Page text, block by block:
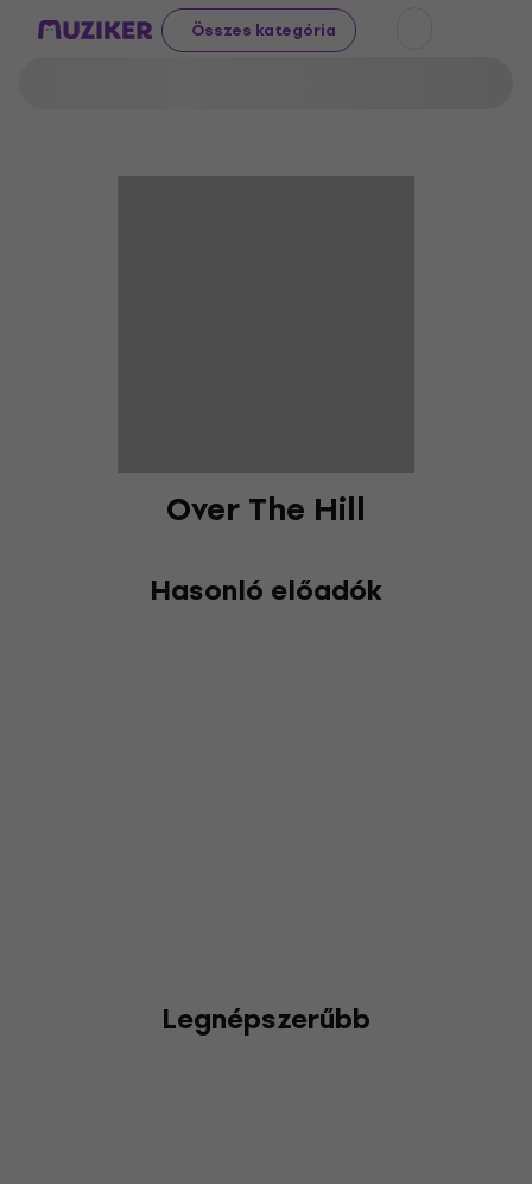
Összes kategória
Over The Hill
Hasonló előadók
Legnépszerűbb